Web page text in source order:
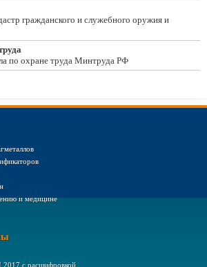
гражданского и служебного оружия и
по охране труда Минтруда РФ
и медицине
2017 с расшифровкой